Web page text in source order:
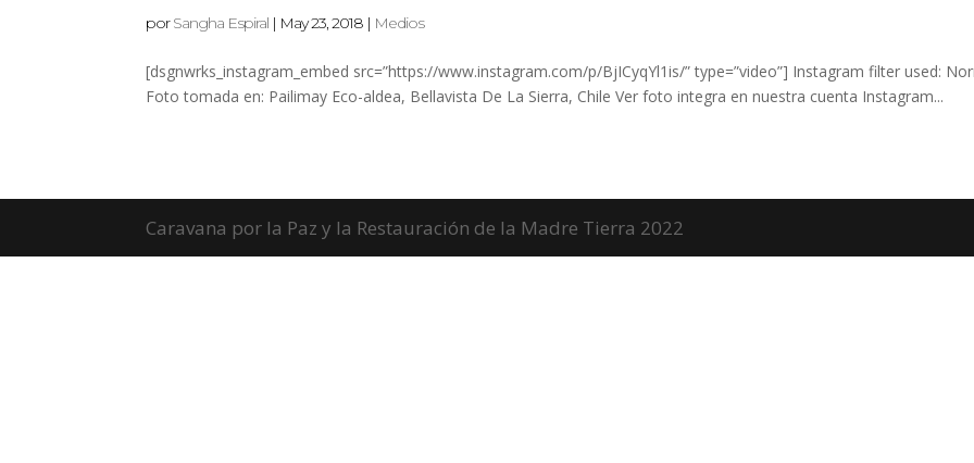
porSangha Espiral | May 23, 2018 | Medios
[dsgnwrks_instagram_embed src=”https://www.instagram.com/p/BjICyqYl1is/” type=”video”] Instagram filter used:
Foto tomada en: Pailimay Eco-aldea, Bellavista De La Sierra, Chile Ver foto integra en nuestra cuenta Instagram...
Caravana por la Paz y la Restauración de la Madre Tierra 2022